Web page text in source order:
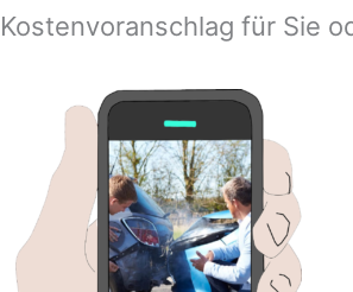
Kostenvoranschlag für Sie